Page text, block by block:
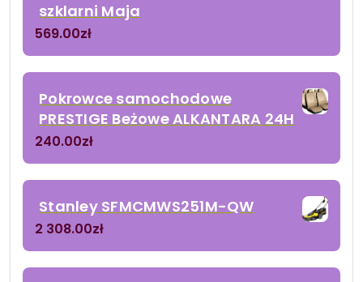
szklarni Maja
569.00zł
Pokrowce samochodowe
PRESTIGE Beżowe ALKANTARA 24H
240.00zł
Stanley SFMCMWS251M-QW
2 308.00zł